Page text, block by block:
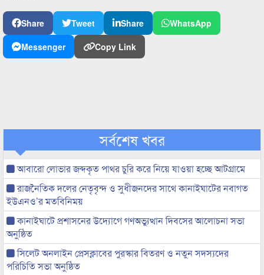
Share Tweet Share
WhatsApp
Messenger
Copy Link
সর্বশেষ খবর
আবারো লোভার জব্দকৃত পাথর চুরি করে নিয়ে যাওয়া হচ্ছে আটগ্রামে
রাজনৈতিক দলের নেতৃবৃন্দ ও সুধীজনদের সাথে কানাইঘাটের নবাগত
ইউএনও’র মতবিনিময়
কানাইঘাটে প্রশাসনের উদ্যোগে গণঅভ্যুত্থান দিবসের আলোচনা সভা
অনুষ্ঠিত
সিলেট অনলাইন প্রেসক্লাবের পুরস্কার বিতরণ ও নতুন সদস্যদের
পরিচিতি সভা অনুষ্ঠিত